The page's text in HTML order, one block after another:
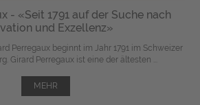
- «Seit 1791 auf der Suche nach
und Exzellenz»
Perregaux beginnt im Jahr 1791 im Schweizer
Girard Perregaux ist eine der ältesten ...
MEHR